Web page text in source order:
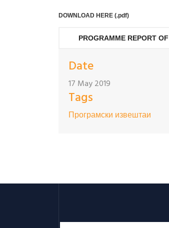
DOWNLOAD HERE (.pdf)
PROGRAMME REPORT
Date
17 May 2019
Tags
Програмски извештаи